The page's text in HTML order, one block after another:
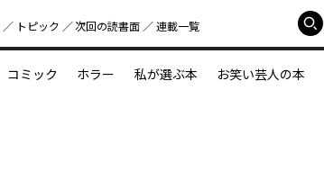
トピック 次回の読書⾯ 連載一覧
コミック ホラー 私が選ぶ本 お笑い芸人の本